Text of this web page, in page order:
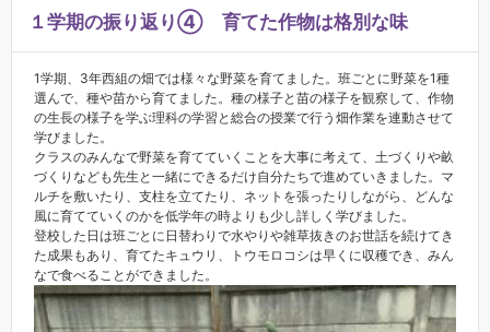
１学期の振り返り④ 育てた作物は格別な味
1学期、3年西組の畑では様々な野菜を育てました。班ごとに野菜を1種
選んで、種や苗から育てました。種の様子と苗の様子を観察して、作物
の生長の様子を学ぶ理科の学習と総合の授業で行う畑作業を連動させて
学びました。
クラスのみんなで野菜を育てていくことを大事に考えて、土づくりや畝
づくりなども先生と一緒にできるだけ自分たちで進めていきました。マ
ルチを敷いたり、支柱を立てたり、ネットを張ったりしながら、どんな
風に育てていくのかを低学年の時よりも少し詳しく学びました。
登校した日は班ごとに日替わりで水やりや雑草抜きのお世話を続けてき
た成果もあり、育てたキュウリ、トウモロコシは早くに収穫でき、みん
なで食べることができました。